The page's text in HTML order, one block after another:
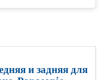
и задняя для